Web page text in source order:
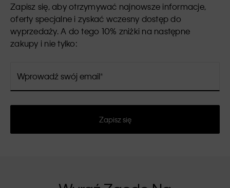
Zapisz się, aby otrzymywać najnowsze informacje,
oferty specjalne i zyskać wczesny dostęp do
wyprzedaży. A do tego 10% zniżki na następne
zakupy i nie tylko:
Wprowadź swój email
Zapisz się